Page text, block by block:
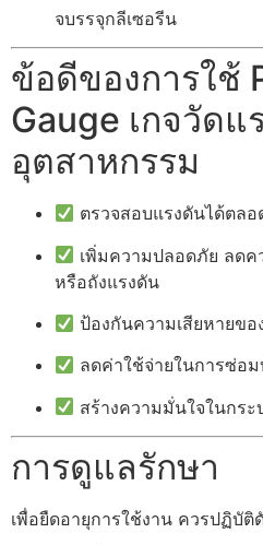
จบรรจุกลีเซอรีน
ข้อดีของการใช้
Gauge เกจวัด
อุตสาหกรรม
ตรวจสอบแรงดันได้ตลอ
เพิ่มความปลอดภัย ลดค
หรือถังแรงดัน
ป้องกันความเสียหายขอ
ลดค่าใช้จ่ายในการซ่อม
สร้างความมั่นใจในกร
การดูแลรักษา
เพื่อยืดอายุการใช้งาน ควรปฏิบัติ